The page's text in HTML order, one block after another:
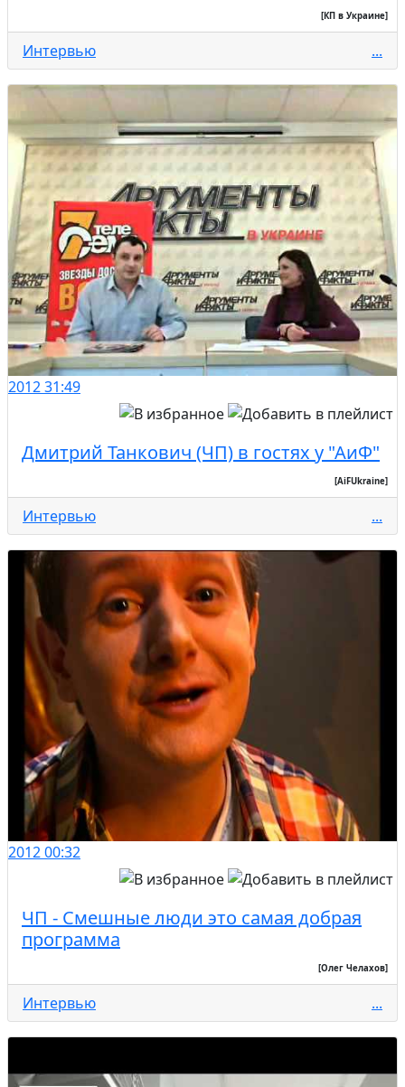
[КП в Украине]
Интервью ...
201231:49
Дмитрий Танкович (ЧП) в гостях у "АиФ"
[AiFUkraine]
Интервью ...
201200:32
ЧП - Смешные люди это самая добрая
программа
[Олег Челахов]
Интервью ...